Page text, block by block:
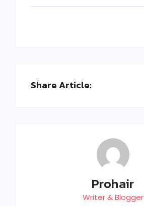
Share Article:
Prohair
Writer & Blogger